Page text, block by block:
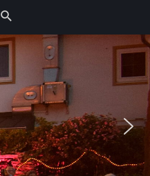
Suche